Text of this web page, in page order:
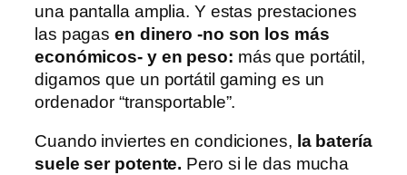
una pantalla amplia. Y estas prestaciones
las pagasen dinero -no son los más
económicos- y en peso: más que portátil,
digamos que un portátil gaming es un
ordenador “transportable”.
Cuando inviertes en condiciones, la batería
suele ser potente. Pero si le das mucha